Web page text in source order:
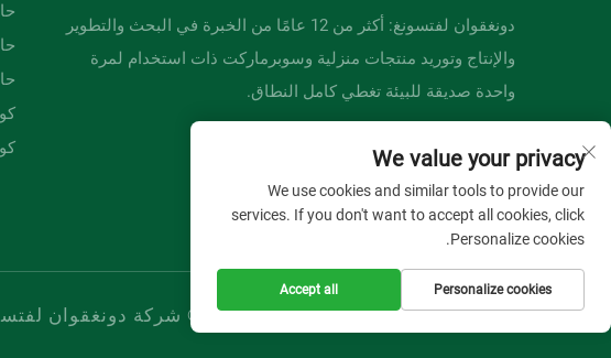
دونغقوان لفتسونغ: أكثر من 12 عامًا من الخبرة في البحث والتطوير
والإنتاج وتوريد منتجات منزلية وسوبرماركت ذات استخدام لمرة
واحدة صديقة للبيئة تغطي كامل النطاق.
حقوق الطبع والنشر © شركة دونغقوان
We value your privacy
We use cookies and similar tools to provide our
services. If you don't want to accept all cookies, click
Personalize cookies.
Personalize cookies
Accept all